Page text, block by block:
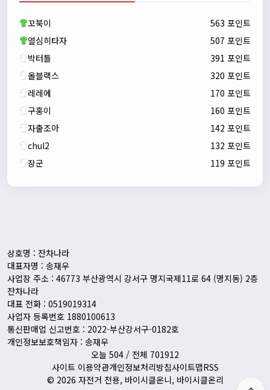
새해 복많이 받으세요!!
자출조아00:23:55
새해 복많이 받으세요!!
꼬북이
563 포인트
열심히타자
507 포인트
박터틀
391 포인트
올블랙스
320 포인트
레레에
170 포인트
구홍이
160 포인트
자출조아
142 포인트
chul2
132 포인트
장군
119 포인트
상호명 : 잔차나라
대표자명 : 송재우
사업장 주소 : 46773 부산광역시 강서구 명지국제11로 64 (명지동) 2층
잔차나라
대표 전화 : 0519019314
사업자 등록번호 1880100613
통신판매업 신고번호 : 2022-부산강서구-0182호
개인정보보호책임자 : 송재우
오늘 504 / 전체 701912
사이트 이용약관개인정보처리방침사이트맵RSS
© 2026 자전거 전용, 바이시클온니, 바이시클온리